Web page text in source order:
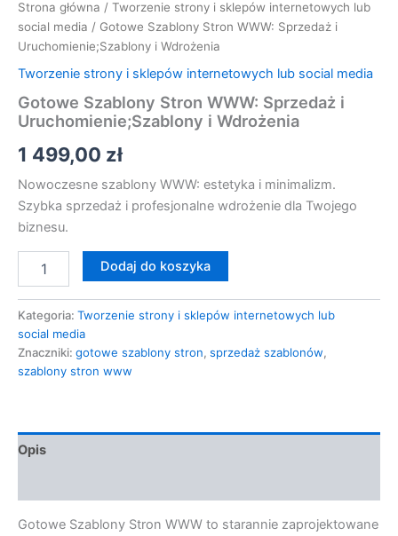
Strona główna / Tworzenie strony i sklepów internetowych lub
social media / Gotowe Szablony Stron WWW: Sprzedaż i
Uruchomienie;Szablony i Wdrożenia
Tworzenie strony i sklepów internetowych lub social media
Gotowe Szablony Stron WWW: Sprzedaż i
Uruchomienie;Szablony i Wdrożenia
1 499,00 zł
Nowoczesne szablony WWW: estetyka i minimalizm.
Szybka sprzedaż i profesjonalne wdrożenie dla Twojego
biznesu.
Dodaj do koszyka
Kategoria: Tworzenie strony i sklepów internetowych lub
social media
Znaczniki: gotowe szablony stron, sprzedaż szablonów,
szablony stron www
Opis
Gotowe Szablony Stron WWW to starannie zaprojektowane